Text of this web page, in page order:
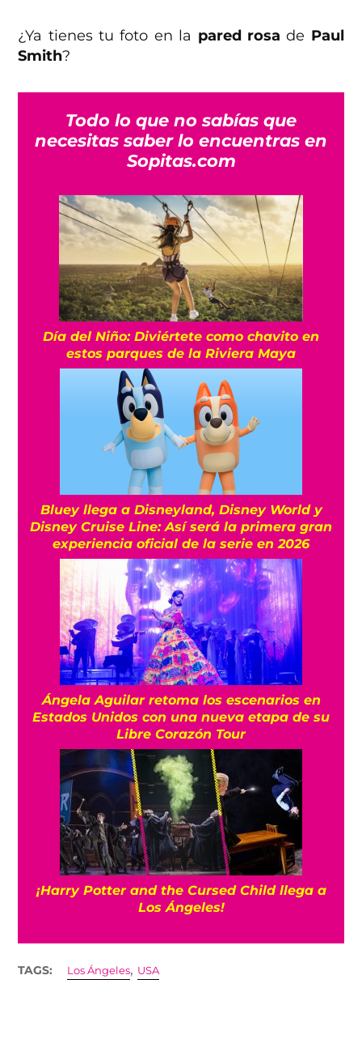
¿Ya tienes tu foto en la pared rosa de Paul
Smith?
Todo lo que no sabías que
necesitas saber lo encuentras en
Sopitas.com
Día del Niño: Diviértete como chavito en
estos parques de la Riviera Maya
Bluey llega a Disneyland, Disney World y
Disney Cruise Line: Así será la primera gran
experiencia oficial de la serie en 2026
Ángela Aguilar retoma los escenarios en
Estados Unidos con una nueva etapa de su
Libre Corazón Tour
¡Harry Potter and the Cursed Child llega a
Los Ángeles!
TAGS: Los Ángeles, USA